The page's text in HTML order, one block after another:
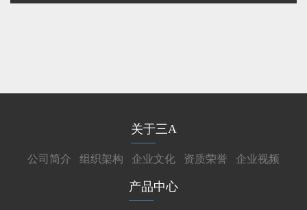
关于三A
公司简介 组织架构 企业文化 资质荣誉 企业视频
产品中心